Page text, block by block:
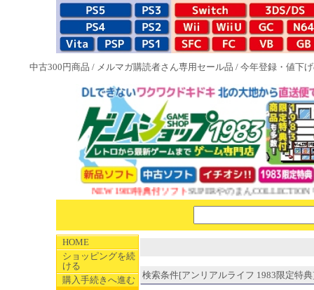
中古300円商品 / メルマガ購読者さん専用セール品 / 今年登録・値下
NEW 1983特典付ソフトSUPERやのまんCOLLECTION 学校
HOME
ショッピングを続
ける
購入手続きへ進む
検索条件[アンリアルライフ 1983限定特